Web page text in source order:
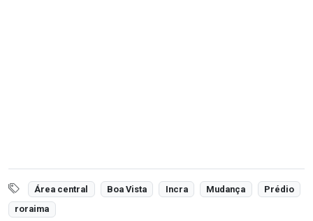
Área central Boa Vista Incra Mudança
Prédio
roraima